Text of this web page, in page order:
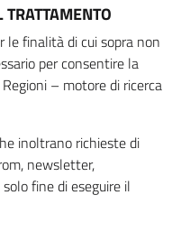
TRATTAMENTO
finalità di cui sopra non
per consentire la
– motore di ricerca
inoltrano richieste di
newsletter,
fine di eseguire il